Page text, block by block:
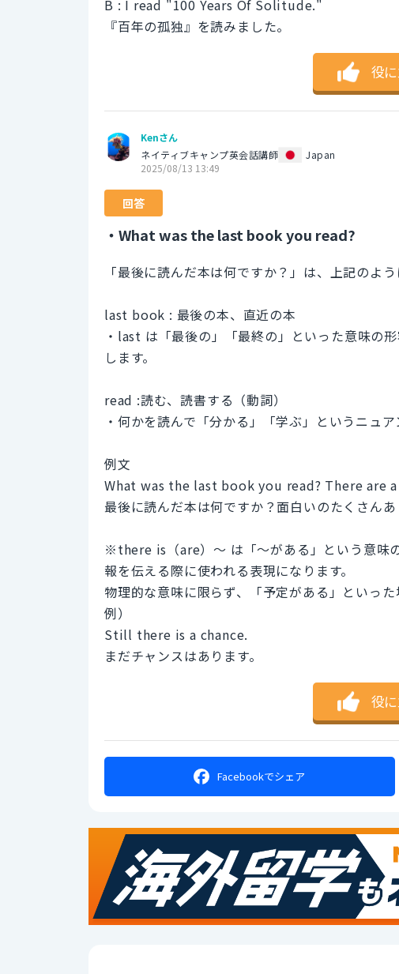
B : I read "100 Years Of Solitude."
『百年の孤独』を読みました。
役
Kenさん
ネイティブキャンプ英会話講師
Japan
2025/08/13 13:49
回答
・What was the last book you read?
「最後に読んだ本は何ですか？」は、上記のよう
last book : 最後の本、直近の本
・last は「最後の」「最終の」といった意味の
します。
read :読む、読書する（動詞）
・何かを読んで「分かる」「学ぶ」というニュア
例文
What was the last book you read? There are
最後に読んだ本は何ですか？面白いのたくさんあ
※there is（are）〜 は「〜がある」という意味
報を伝える際に使われる表現になります。
物理的な意味に限らず、「予定がある」といった
例）
Still there is a chance.
まだチャンスはあります。
役
Facebookでシェア